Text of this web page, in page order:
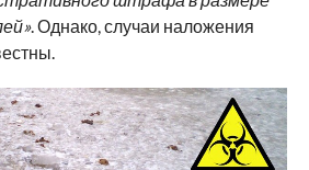
. Однако, случаи наложения